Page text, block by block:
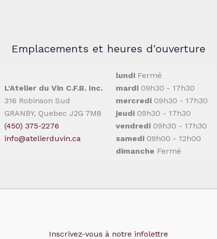
Emplacements et heures d'ouverture
L'Atelier du Vin C.F.B. Inc.
316 Robinson Sud
GRANBY, Quebec J2G 7M8
(450) 375-2276
info@atelierduvin.ca
lundi Fermé
mardi 09h30 - 17h30
mercredi 09h30 - 17h30
jeudi 09h30 - 17h30
vendredi 09h30 - 17h30
samedi 09h00 - 12h00
dimanche Fermé
Inscrivez-vous à notre infolettre